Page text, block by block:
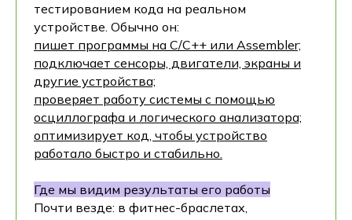
тестированием кода на реальном
устройстве. Обычно он:
пишет программы на C/C++ или Assembler;
подключает сенсоры, двигатели, экраны и
другие устройства;
проверяет работу системы с помощью
осциллографа и логического анализатора;
оптимизирует код, чтобы устройство
работало быстро и стабильно.
Где мы видим результаты его работы
Почти везде: в фитнес-браслетах,